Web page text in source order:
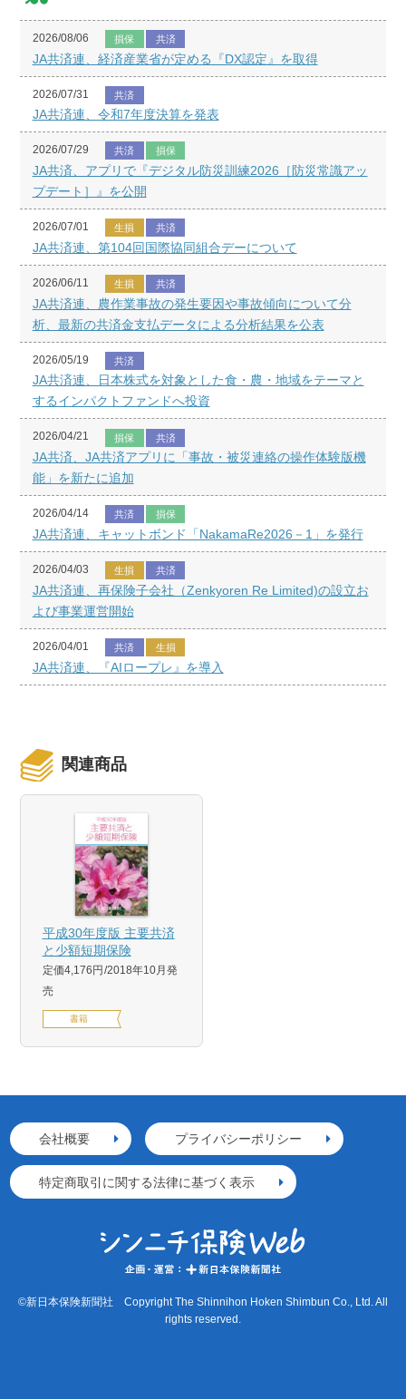
2026/08/06 損保 共済
JA共済連、経済産業省が定める『DX認定』を取得
2026/07/31 共済
JA共済連、令和7年度決算を発表
2026/07/29 共済 損保
JA共済、アプリで『デジタル防災訓練2026［防災常識アッ
プデート］』を公開
2026/07/01 生損 共済
JA共済連、第104回国際協同組合デーについて
2026/06/11 生損 共済
JA共済連、農作業事故の発生要因や事故傾向について分
析、最新の共済金支払データによる分析結果を公表
2026/05/19 共済
JA共済連、日本株式を対象とした食・農・地域をテーマと
するインパクトファンドへ投資
2026/04/21 損保 共済
JA共済、JA共済アプリに「事故・被災連絡の操作体験版機
能」を新たに追加
2026/04/14 共済 損保
JA共済連、キャットボンド「NakamaRe2026－1」を発行
2026/04/03 生損 共済
JA共済連、再保険子会社（Zenkyoren Re Limited)の設立お
よび事業運営開始
2026/04/01 共済 生損
JA共済連、『AIロープレ』を導入
関連商品
平成30年度版 主要共済
と少額短期保険
定価4,176円 2018年10月発
売
書籍
会社概要 プライバシーポリシー
特定商取引に関する法律に基づく表示
©新日本保険新聞社 Copyright The Shinnihon Hoken Shimbun Co., Ltd. All
rights reserved.